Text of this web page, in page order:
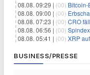
08.08. 09:29 | (00) Bitcoin-
08.08. 09:00 | (00)
08.08. 07:23 | (00) CRO fällt auf
08.08. 06:56 | (00) Spindex
08.08. 05:41 | (00) XRP
BUSINESS/PRESSE